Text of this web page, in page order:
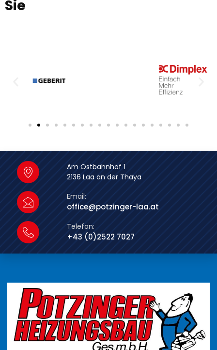
Sie
Am Ostbahnhof 1
2136 Laa an der Thaya
Email:
office@potzinger-laa.at
Telefon:
+43 (0)2522 7027